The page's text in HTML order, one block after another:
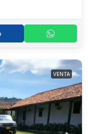
VENTA